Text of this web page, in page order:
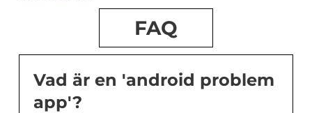
FAQ
Vad är en 'android problem
app'?